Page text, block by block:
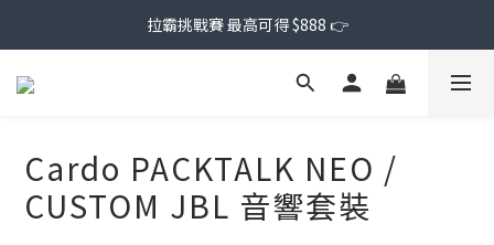
拉霸挑戰賽 最高可得 $888 👉
Cardo PACKTALK NEO /
CUSTOM JBL 音響套裝